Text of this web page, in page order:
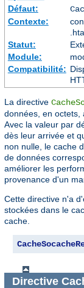
Défaut:
Contexte:
Statut:
Module:
Compatibilité:
La directive
données, en octets,
Avec la valeur par
dès leur arrivée et
non nulle, le cache
de données
améliorer les
provenance d'un
Cette directive n'a
stockées dans le
cache.
Directive